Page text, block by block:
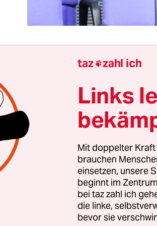
ist ein außergewöhnliches
von unerhörten
dass das Projekt der
knapp 700 Millionen Euro
nein. Man muss den
kritisieren, aber
nicht.
der Bundeswehr gab es
Kampfflugzeuge, die
Salzwasser vertrugen,
taz zahl ich
Links
Mit doppelter
brauchen
einsetzen, unsere
beginnt im
bei taz zahl ich
die linke,
bevor sie